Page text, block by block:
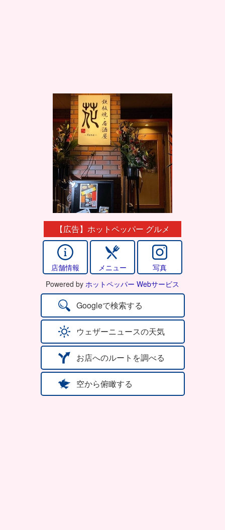
【広告】ホットペッパー グルメ
店舗情報 メニュー
写真
Powered by ホットペッパー Webサービス
Googleで検索する
ウェザーニュースの天気
お店へのルートを調べる
空から俯瞰する